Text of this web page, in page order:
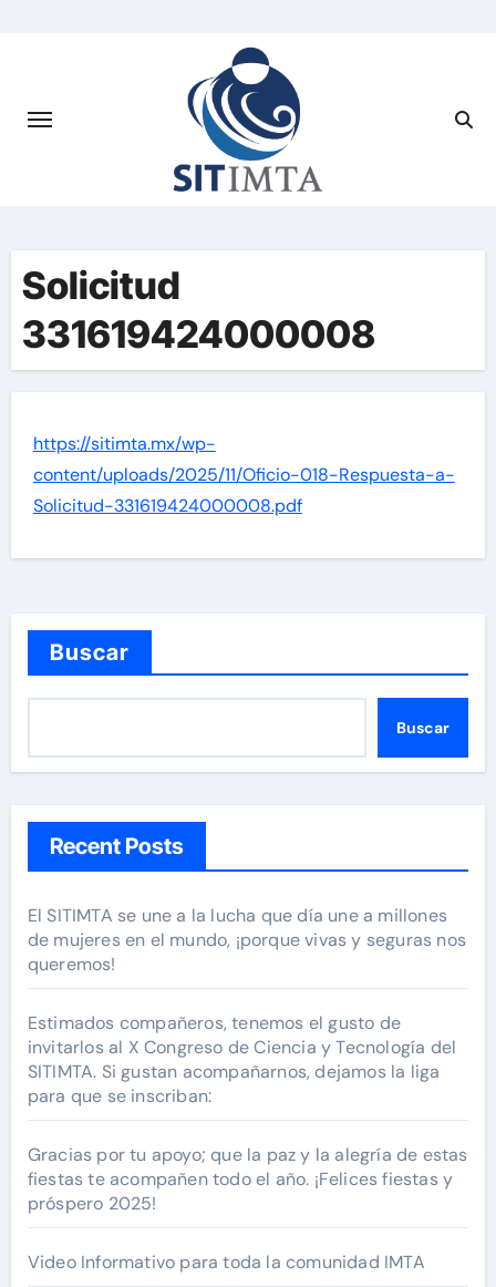
Solicitud
331619424000008
https://sitimta.mx/wp-
content/uploads/2025/11/Oficio-018-Respuesta-a-
Solicitud-331619424000008.pdf
Buscar
Buscar
Recent Posts
El SITIMTA se une a la lucha que día une a millones
de mujeres en el mundo, ¡porque vivas y seguras nos
queremos!
Estimados compañeros, tenemos el gusto de
invitarlos al X Congreso de Ciencia y Tecnología del
SITIMTA. Si gustan acompañarnos, dejamos la liga
para que se inscriban:
Gracias por tu apoyo; que la paz y la alegría de estas
fiestas te acompañen todo el año. ¡Felices fiestas y
próspero 2025!
Video Informativo para toda la comunidad IMTA